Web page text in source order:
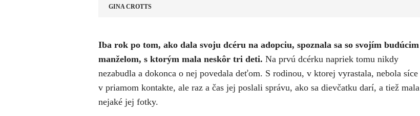
GINA CROTTS
Iba rok po tom, ako dala svoju dcéru na adopciu, spoznala sa so svojím budúcim
manželom, s ktorým mala neskôr tri deti. Na prvú dcérku napriek tomu nikdy
nezabudla a dokonca o nej povedala deťom. S rodinou, v ktorej vyrastala, nebola síce
v priamom kontakte, ale raz a čas jej poslali správu, ako sa dievčatku darí, a tiež mala
nejaké jej fotky.